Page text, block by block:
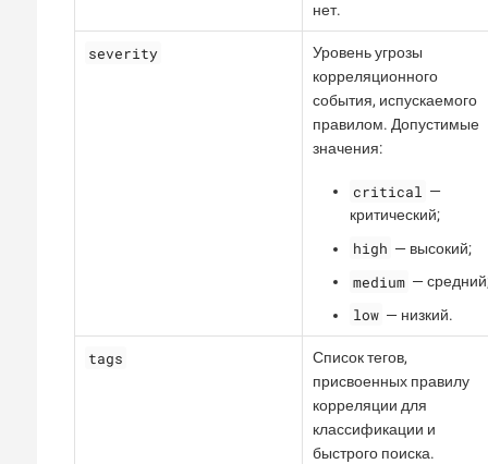
нет.
severity
Уровень угрозы
корреляционного
события, испускаемого
правилом. Допустимые
значения:
critical
—
критический;
high — высокий;
medium —
low — низкий.
tags
Список тегов,
присвоенных правилу
корреляции для
классификации и
быстрого поиска.